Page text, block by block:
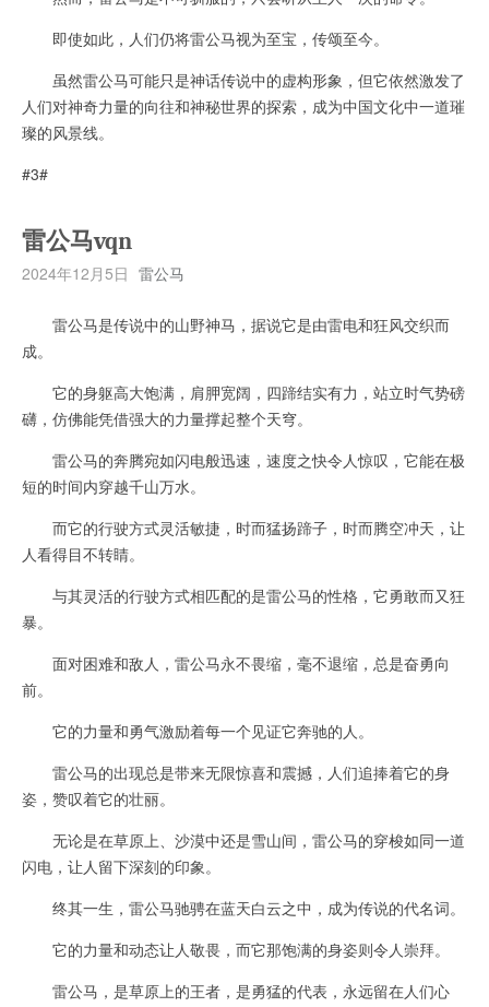
即使如此，人们仍将雷公马视为至宝，传颂至今。
虽然雷公马可能只是神话传说中的虚构形象，但它依然激发了
人们对神奇力量的向往和神秘世界的探索，成为中国文化中一道璀
璨的风景线。
#3#
雷公马vqn
2024年12月5日 雷公马
雷公马是传说中的山野神马，据说它是由雷电和狂风交织而
成。
它的身躯高大饱满，肩胛宽阔，四蹄结实有力，站立时气势磅
礴，仿佛能凭借强大的力量撑起整个天穹。
雷公马的奔腾宛如闪电般迅速，速度之快令人惊叹，它能在极
短的时间内穿越千山万水。
而它的行驶方式灵活敏捷，时而猛扬蹄子，时而腾空冲天，让
人看得目不转睛。
与其灵活的行驶方式相匹配的是雷公马的性格，它勇敢而又狂
暴。
面对困难和敌人，雷公马永不畏缩，毫不退缩，总是奋勇向
前。
它的力量和勇气激励着每一个见证它奔驰的人。
雷公马的出现总是带来无限惊喜和震撼，人们追捧着它的身
姿，赞叹着它的壮丽。
无论是在草原上、沙漠中还是雪山间，雷公马的穿梭如同一道
闪电，让人留下深刻的印象。
终其一生，雷公马驰骋在蓝天白云之中，成为传说的代名词。
它的力量和动态让人敬畏，而它那饱满的身姿则令人崇拜。
雷公马，是草原上的王者，是勇猛的代表，永远留在人们心